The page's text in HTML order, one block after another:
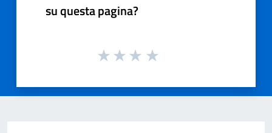
su questa pagina?